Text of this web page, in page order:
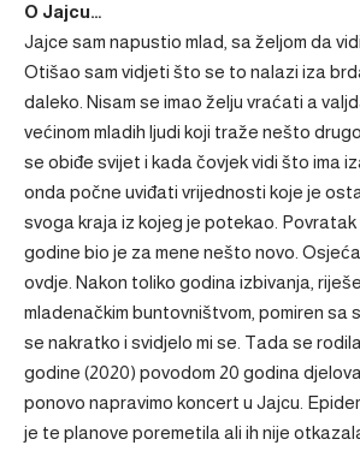
O Jajcu…
Jajce sam napustio mlad, sa željom da
Otišao sam vidjeti što se to nalazi iza
daleko. Nisam se imao želju vraćati a
većinom mladih ljudi koji traže nešto
se obiđe svijet i kada čovjek vidi što ima
onda počne uviđati vrijednosti koje je
svoga kraja iz kojeg je potekao. Povratak
godine bio je za mene nešto novo.
ovdje. Nakon toliko godina izbivanja,
mladenačkim buntovništvom, pomiren sa
se nakratko i svidjelo mi se. Tada se
godine (2020) povodom 20 godina
ponovo napravimo koncert u Jajcu.
je te planove poremetila ali ih nije